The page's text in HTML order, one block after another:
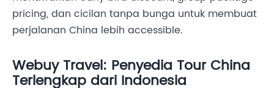
pricing, dan cicilan tanpa bunga untuk membuat
perjalanan China lebih accessible.
Webuy Travel: Penyedia Tour China
Terlengkap dari Indonesia